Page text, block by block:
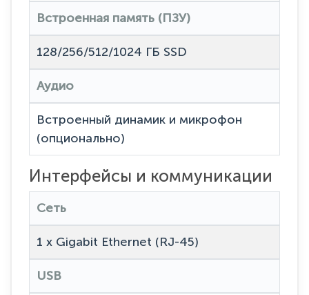
Встроенная память (ПЗУ)
128/256/512/1024 ГБ SSD
Аудио
Встроенный динамик и микрофон
(опционально)
Интерфейсы и коммуникации
Сеть
1 x Gigabit Ethernet (RJ-45)
USB